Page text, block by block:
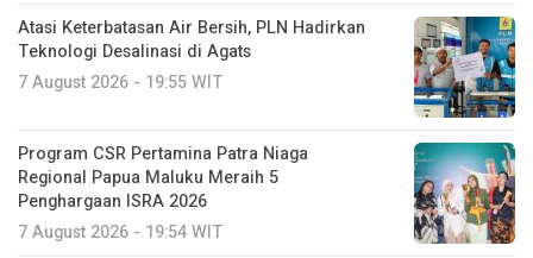
Atasi Keterbatasan Air Bersih, PLN Hadirkan
Teknologi Desalinasi di Agats
7 August 2026 - 19:55 WIT
Program CSR Pertamina Patra Niaga
Regional Papua Maluku Meraih 5
Penghargaan ISRA 2026
7 August 2026 - 19:54 WIT